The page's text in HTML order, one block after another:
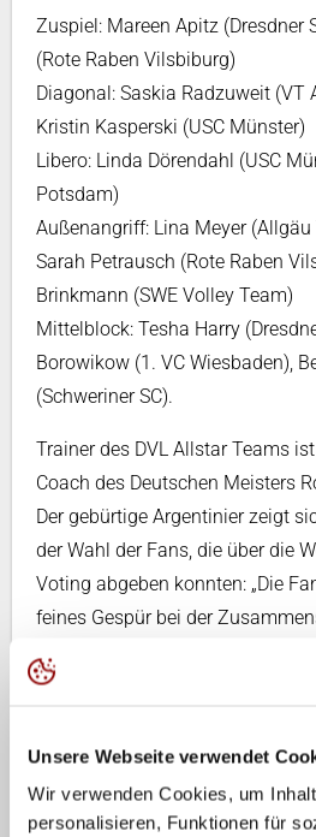
Unsere Webseite verwendet
Wir verwenden Cookies, um
personalisieren, Funktionen für
Zuspiel: Mareen Apitz (Dresdner
(Rote Raben Vilsbiburg)
Diagonal: Saskia Radzuweit (VT
Kristin Kasperski (USC Münster)
Libero: Linda Dörendahl (USC
Potsdam)
Außenangriff: Lina Meyer (Allgäu
Sarah Petrausch (Rote Raben
Brinkmann (SWE Volley Team)
Mittelblock: Tesha Harry
Borowikow (1. VC Wiesbaden),
(Schweriner SC).
Trainer des DVL Allstar Teams
Coach des Deutschen Meisters
Der gebürtige Argentinier zeigt
der Wahl der Fans, die über die
Voting abgeben konnten: „Die
feines Gespür bei der
erhielt in diesem Jahr mit
Stimmen der Fans. Sie